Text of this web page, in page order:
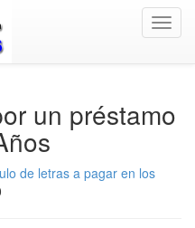
un préstamo
de letras a pagar en los